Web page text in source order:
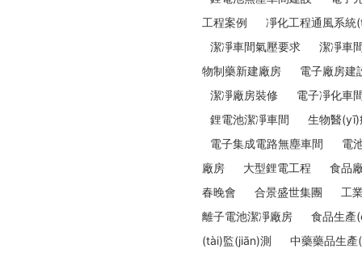
工程案例
凈化工程通風系統
潔凈車間氣壓要求
潔凈車
物制藥新建廠房
電子廠房建
潔凈廠房裝修
電子凈化車
鋰電池潔凈車間
生物醫(yī)
電子集成電路無塵車間
電
廠房
大型鋰電工程
食品
春晚會
合景盛世集團
工
離子電池潔凈廠房
食品生產
(tài)監(jiān)測
中藥藥品生